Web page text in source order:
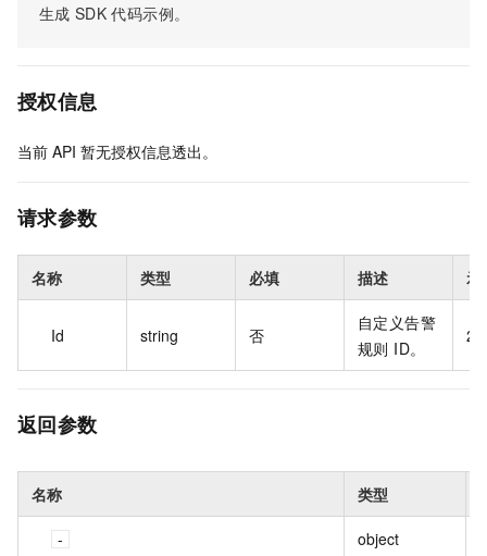
生成 SDK 代码示例。
授权信息
当前 API 暂无授权信息透出。
请求参数
名称 类型 必填 描述 示
Id string 否
自定义告警
规则 ID。
返回参数
名称 类型
object